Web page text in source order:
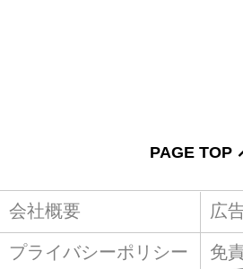
PAGE TOP
会社概要 広
プライバシーポリシー
免